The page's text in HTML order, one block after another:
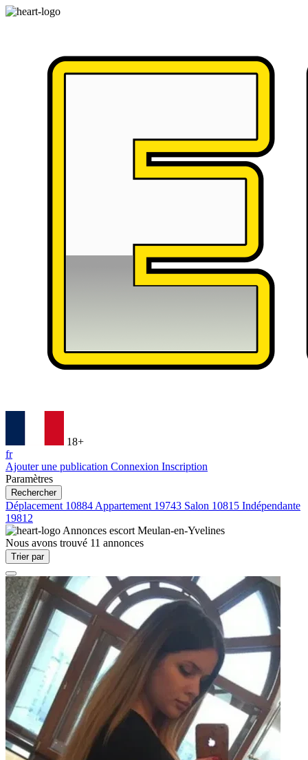
18+
fr
Ajouter une publication Connexion Inscription
Paramètres
Rechercher
Déplacement 10884 Appartement 19743 Salon 10815 Indépendante
19812
Annonces escort Meulan-en-Yvelines
Nous avons trouvé 11 annonces
Trier par